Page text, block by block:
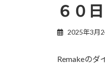
６０
2025年3月
Remakeのダ